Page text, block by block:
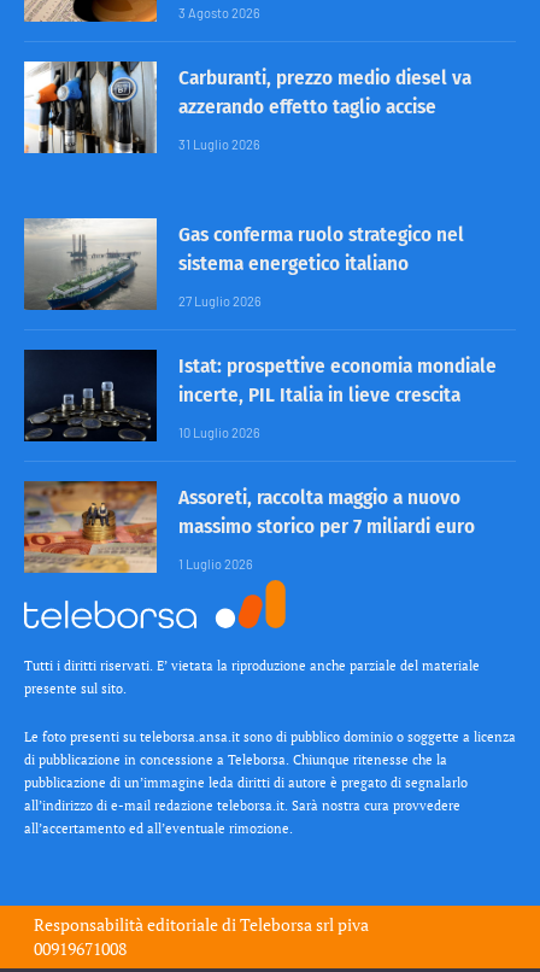
3 Agosto 2026
Carburanti, prezzo medio diesel va
azzerando effetto taglio accise
31 Luglio 2026
Gas conferma ruolo strategico nel
sistema energetico italiano
27 Luglio 2026
Istat: prospettive economia mondiale
incerte, PIL Italia in lieve crescita
10 Luglio 2026
Assoreti, raccolta maggio a nuovo
massimo storico per 7 miliardi euro
1 Luglio 2026
Tutti i diritti riservati. E’ vietata la riproduzione anche parziale del materiale
presente sul sito.
Le foto presenti su teleborsa.ansa.it sono di pubblico dominio o soggette a licenza
di pubblicazione in concessione a Teleborsa. Chiunque ritenesse che la
pubblicazione di un’immagine leda diritti di autore è pregato di segnalarlo
all’indirizzo di e-mail redazione teleborsa.it. Sarà nostra cura provvedere
all’accertamento ed all’eventuale rimozione.
Responsabilità editoriale diTeleborsa srlpiva
00919671008